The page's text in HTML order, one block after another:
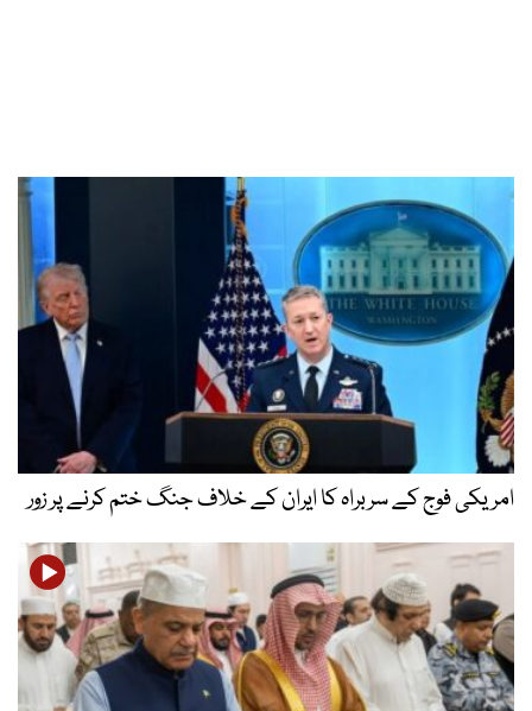
امریکی فوج کے سربراہ کا ایران کے خلاف جنگ ختم کرنے پر زور